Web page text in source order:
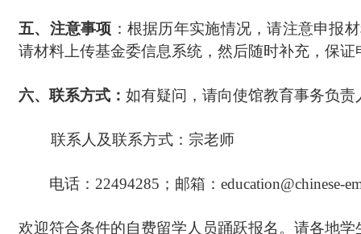
五、注意事项 ：根据历年实施情况，请注意申报
请材料上传基金委信息系统，然后随时补充，保
六、联系方式： 如有疑问，请向使馆教育事务负责
联系人及联系方式：宗老师
电话：22494285；邮箱：education@chinese-
欢迎符合条件的自费留学人员踊跃报名。请各地